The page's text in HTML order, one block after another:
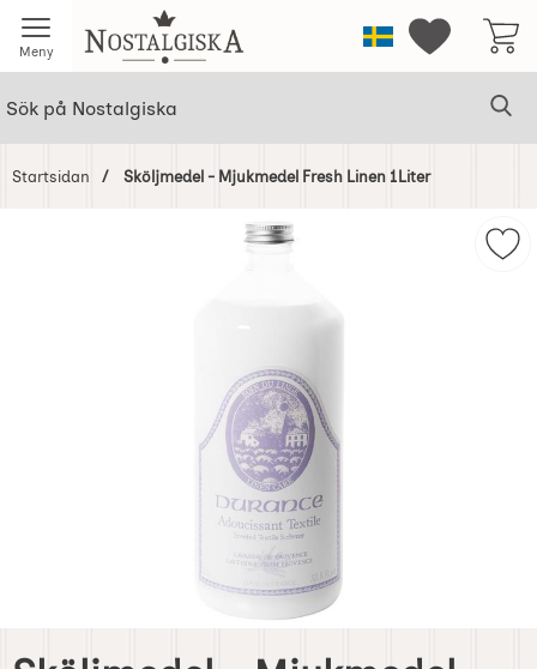
Meny Startsidan för NostalgiskaSverigeMina
Startsidan Sköljmedel - Mjukmedel Fresh Linen 1Liter